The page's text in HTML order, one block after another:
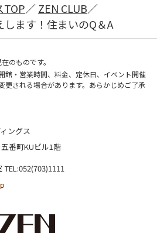
TOP
ZEN CLUB
ます！住まいのQ＆A
のものです。
館・営業時間、料金、定休日、イベント開催
更される場合があります。あらかじめご了承
ングス
番町KUビル1階
TEL:052(703)1111